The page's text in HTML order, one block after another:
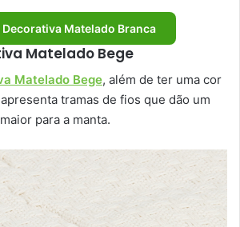
Decorativa Matelado Branca
Matelado Bege
Matelado Bege, além de ter uma cor
tramas de fios que dão um
para a manta.